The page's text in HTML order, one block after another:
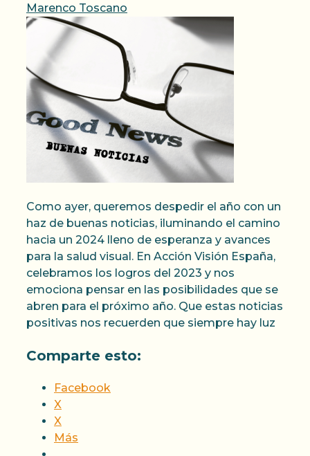
Marenco Toscano
Como ayer, queremos despedir el año con un
haz de buenas noticias, iluminando el camino
hacia un 2024 lleno de esperanza y avances
para la salud visual. En Acción Visión España,
celebramos los logros del 2023 y nos
emociona pensar en las posibilidades que se
abren para el próximo año. Que estas noticias
positivas nos recuerden que siempre hay luz
Comparte esto:
Facebook
X
X
Más